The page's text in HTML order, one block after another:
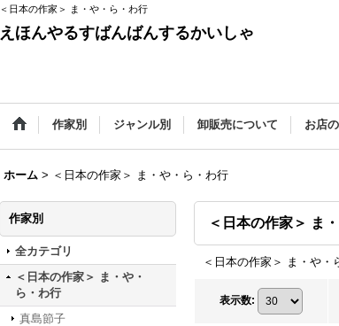
＜日本の作家＞ ま・や・ら・わ行
えほんやるすばんばんするかいしゃ
作家別 ジャンル別 卸販売について お店
ホーム > ＜日本の作家＞ ま・や・ら・わ行
作家別
全カテゴリ
＜日本の作家＞ ま・や・
ら・わ行
真島節子
＜日本の作家＞ ま
＜日本の作家＞ ま・や・
表示数: